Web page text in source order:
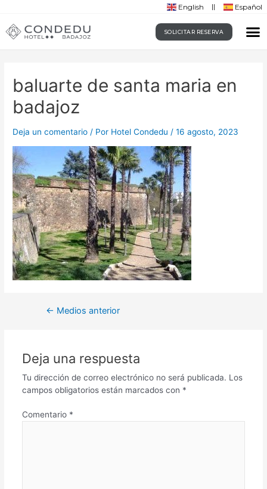
English Español
SOLICITAR RESERVA
baluarte de santa maria en
badajoz
Deja un comentario / Por Hotel Condedu /16 agosto, 2023
← Medios anterior
Deja una respuesta
Tu dirección de correo electrónico no será publicada. Los
campos obligatorios están marcados con *
Comentario *